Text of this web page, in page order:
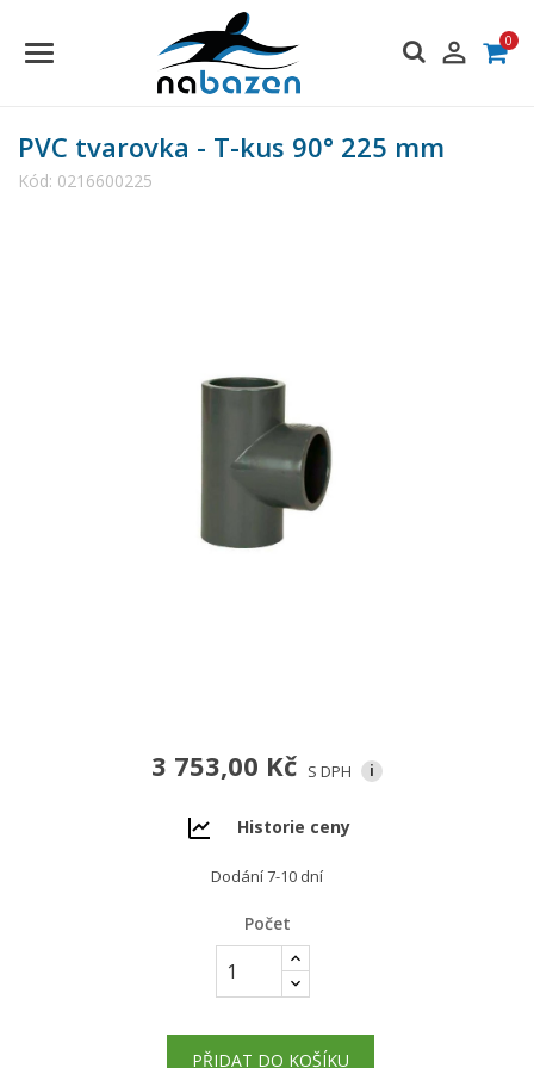
 0
PVC tvarovka - T-kus 90° 225 mm
Kód: 0216600225
3 753,00 Kč S DPH i
Historie ceny
Dodání 7-10 dní
Počet
PŘIDAT DO KOŠÍKU